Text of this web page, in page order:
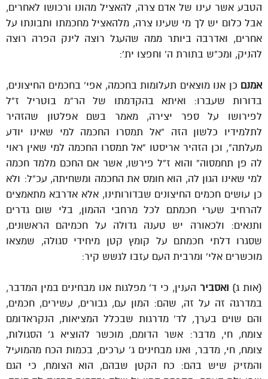
הטבע אשר עינו של אדם צרה, להאציל מהונו ורכושו לאחרים,
אבל כלום יש לך מי שעינו צרה, מלהאציל מחכמתו ותבונתו על
אחרים, ואדרבה ביותר ממה שהעגל רוצה לינק הפרה רוצה
להניק, ומכ”ש בתורת ה’ וחפצו ית’:
אמנם כן אנו מוצאים תעלומות בחכמה, אפי’ בחכמים החיצונים,
בדורות שעברו: ואיתא בהקדמתו של הר”מ בוטריל ז”ל
לפירושו על ספר יצירה, מאמר בשם אפלטון שהזהיר
לתלמידיו כלשון הזה “אל תמסרו החכמה למי שאינו יודע
מעלתה”, וכן הזהיר אריסטו “אל תמסרו החכמה למי שאין ראוי
לה פן תחמסוה” והוא ז”ל פירשו, אשר אם החכם מלמד חכמה
למי שאינו הגון לה, הוא חומס את החכמה ומשחיתה, עכ”ל: ולא
כן עושים חכמים החיצונים שבדורותינו, אלא אדרבא מתאמצים
להרחיב שערי חכמתם לכל מרחבי ההמון, בלי שום גדרים
ותנאים: ולכאורה יש טענה גדולה על חכמיהם הראשונים,
שסגרו דלתי חכמתם על קומץ קטן מיחידי סגולה, שמצאו
מוכשרים אלי’ ומרבית העם עזבו לגשש קיר:
(אות ג) ואסביר הענין, כי ד’ מפלגות אנו מבחינים במין המדבר,
במדרגה זה על זה, שהם: המון עם, גבורים, עשירים, חכמים,
והם שוים בערך, לד’ מדרגות שבכלל המציאות, הנקראדומם
צומח, חי, מדבר: אשר הדומם, מוכשר להוציא ג’ הסגולות,
צומח, חי, מדבר, ואנו מבחינים ג’ ערכים, בכמות הכח מהמועיל
והמזיק שיש בהם: כח הקטן שבהם, הוא הצומח, כי הגם